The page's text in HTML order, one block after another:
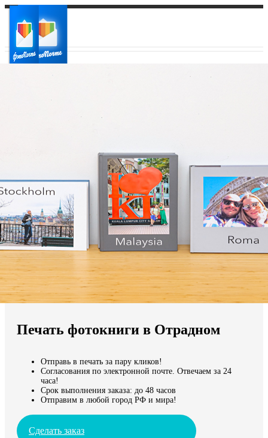
Мы доставляем по всему миру
Продолжить без города
Печать фотокниги в Отрадном
Отправь в печать за пару кликов!
Согласования по электронной почте. Отвечаем за 24
часа!
Срок выполнения заказа: до 48 часов
Отправим в любой город РФ и мира!
Сделать заказ